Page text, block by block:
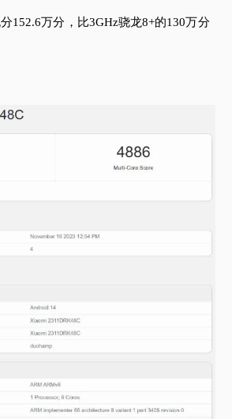
152.6万分，比3GHz骁龙8+的130万分